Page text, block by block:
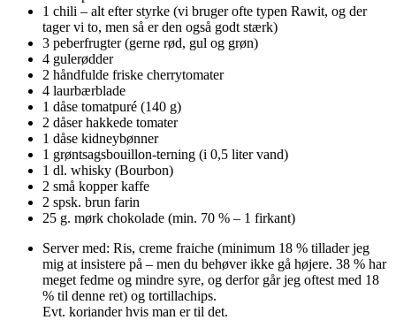
1 chili – alt efter styrke (vi bruger ofte typen Rawit, og der
tager vi to, men så er den også godt stærk)
3 peberfrugter (gerne rød, gul og grøn)
4 gulerødder
2 håndfulde friske cherrytomater
4 laurbærblade
1 dåse tomatpuré (140 g)
2 dåser hakkede tomater
1 dåse kidneybønner
1 grøntsagsbouillon-terning (i 0,5 liter vand)
1 dl. whisky (Bourbon)
2 små kopper kaffe
2 spsk. brun farin
25 g. mørk chokolade (min. 70 % – 1 firkant)
Server med: Ris, creme fraiche (minimum 18 % tillader jeg
mig at insistere på – men du behøver ikke gå højere. 38 % har
meget fedme og mindre syre, og derfor går jeg oftest med 18
% til denne ret) og tortillachips.
Evt. koriander hvis man er til det.